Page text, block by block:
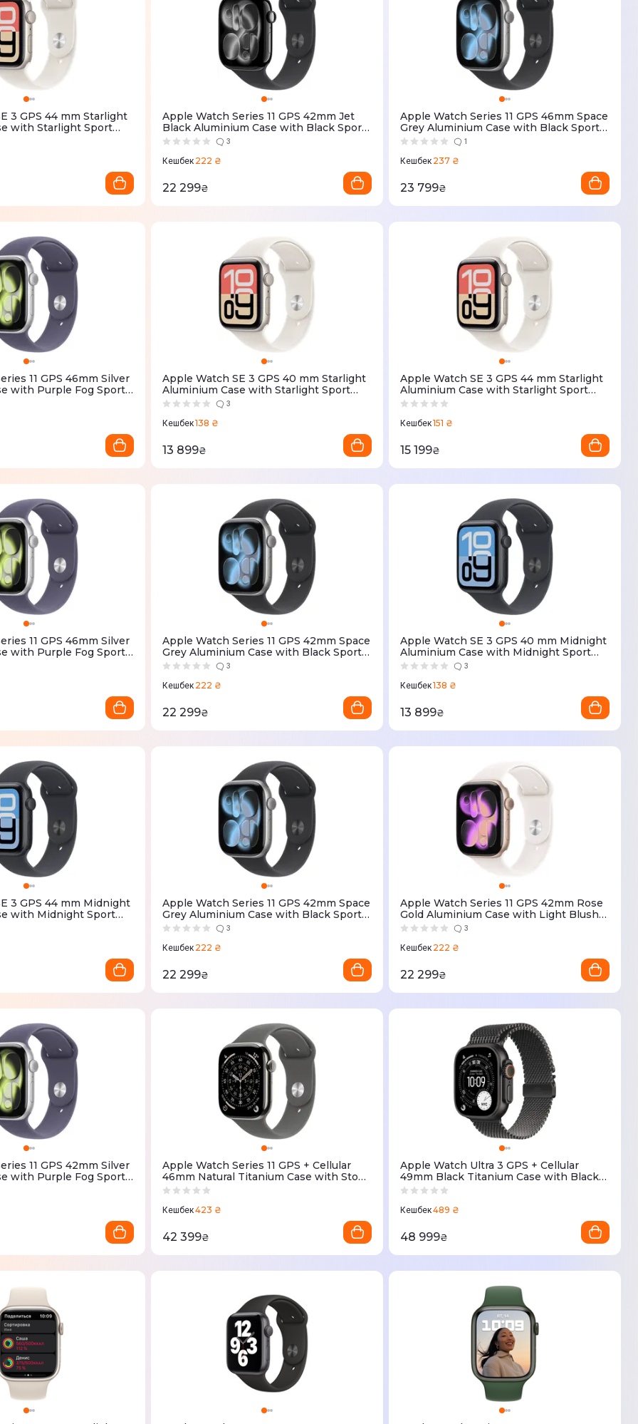
3 GPS 44 mm Starlight
with Starlight Sport
A)
Apple Watch Series 11 GPS 42mm Jet
Black Aluminium Case with Black Sport
Band - S/M (MEQT4RK/A)
3
Кешбек 222 ₴
22 299₴
Apple Watch Series 11 GPS 46mm Space
Grey Aluminium Case with Black Sport
Band - M/L (MEV44RK/A)
1
Кешбек 237 ₴
23 799₴
11 GPS 46mm Silver
with Purple Fog Sport
A)
Apple Watch SE 3 GPS 40 mm Starlight
Aluminium Case with Starlight Sport
Band - M/L (MEH54RK/A)
3
Кешбек138 ₴
13 899₴
Apple Watch SE 3 GPS 44 mm Starlight
Aluminium Case with Starlight Sport
Band - M/L (MEHJ4RK/A)
Кешбек151 ₴
15 199₴
11 GPS 46mm Silver
with Purple Fog Sport
A)
Apple Watch Series 11 GPS 42mm Space
Grey Aluminium Case with Black Sport
Band - S/M (MEQW4RK/A)
3
Кешбек 222 ₴
22 299₴
Apple Watch SE 3 GPS 40 mm Midnight
Aluminium Case with Midnight Sport
Band - M/L (MEHC4RK/A)
3
Кешбек138 ₴
13 899₴
3 GPS 44 mm Midnight
with Midnight Sport
A)
Apple Watch Series 11 GPS 42mm Space
Grey Aluminium Case with Black Sport
Band - M/L (MEQX4RK/A)
3
Кешбек 222 ₴
22 299₴
Apple Watch Series 11 GPS 42mm Rose
Gold Aluminium Case with Light Blush
Sport Band - M/L (MEU44RK/A)
3
Кешбек 222 ₴
22 299₴
11 GPS 42mm Silver
with Purple Fog Sport
A)
Apple Watch Series 11 GPS + Cellular
46mm Natural Titanium Case with Stone
Grey Sport Band - M/L (MFCX4RK/A)
Кешбек423 ₴
42 399₴
Apple Watch Ultra 3 GPS + Cellular
49mm Black Titanium Case with Black
Titanium Milanese Loop Medium
Кешбек489 ₴
48 999₴